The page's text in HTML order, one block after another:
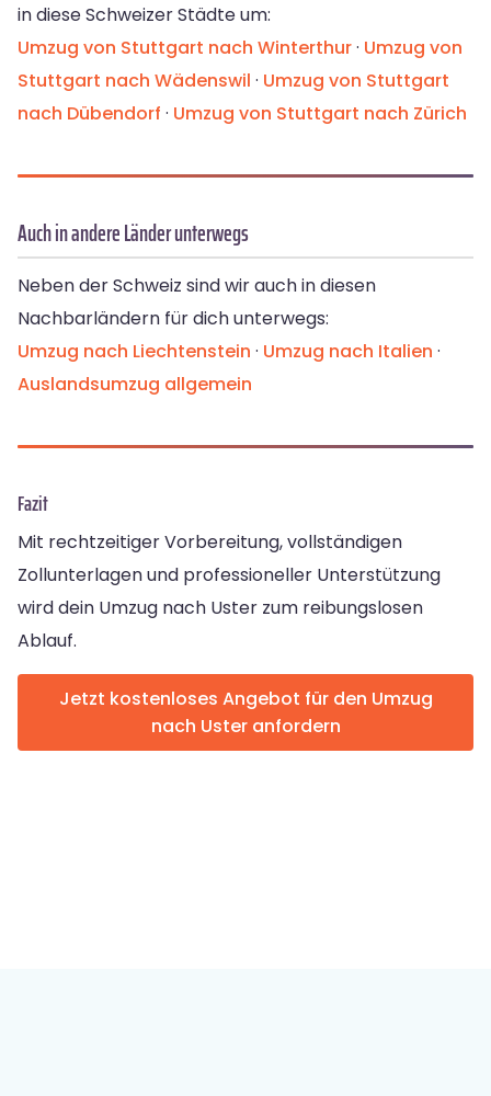
in diese Schweizer Städte um:
Umzug von Stuttgart nach Winterthur· Umzug von
Stuttgart nach Wädenswil · Umzug von Stuttgart
nach Dübendorf · Umzug von Stuttgart nach Zürich
Auch in andere Länder unterwegs
Neben der Schweiz sind wir auch in diesen
Nachbarländern für dich unterwegs:
Umzug nach Liechtenstein · Umzug nach Italien ·
Auslandsumzug allgemein
Fazit
Mit rechtzeitiger Vorbereitung, vollständigen
Zollunterlagen und professioneller Unterstützung
wird dein Umzug nach Uster zum reibungslosen
Ablauf.
Jetzt kostenloses Angebot für den Umzug
nach Uster anfordern